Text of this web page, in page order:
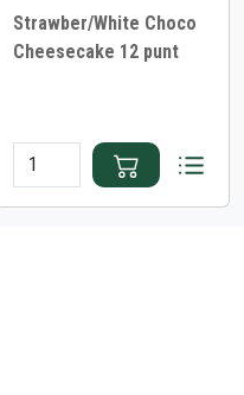
Strawber/White Choco
Cheesecake 12 punt